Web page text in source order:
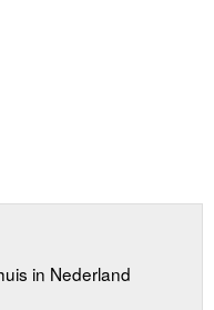
in Nederland